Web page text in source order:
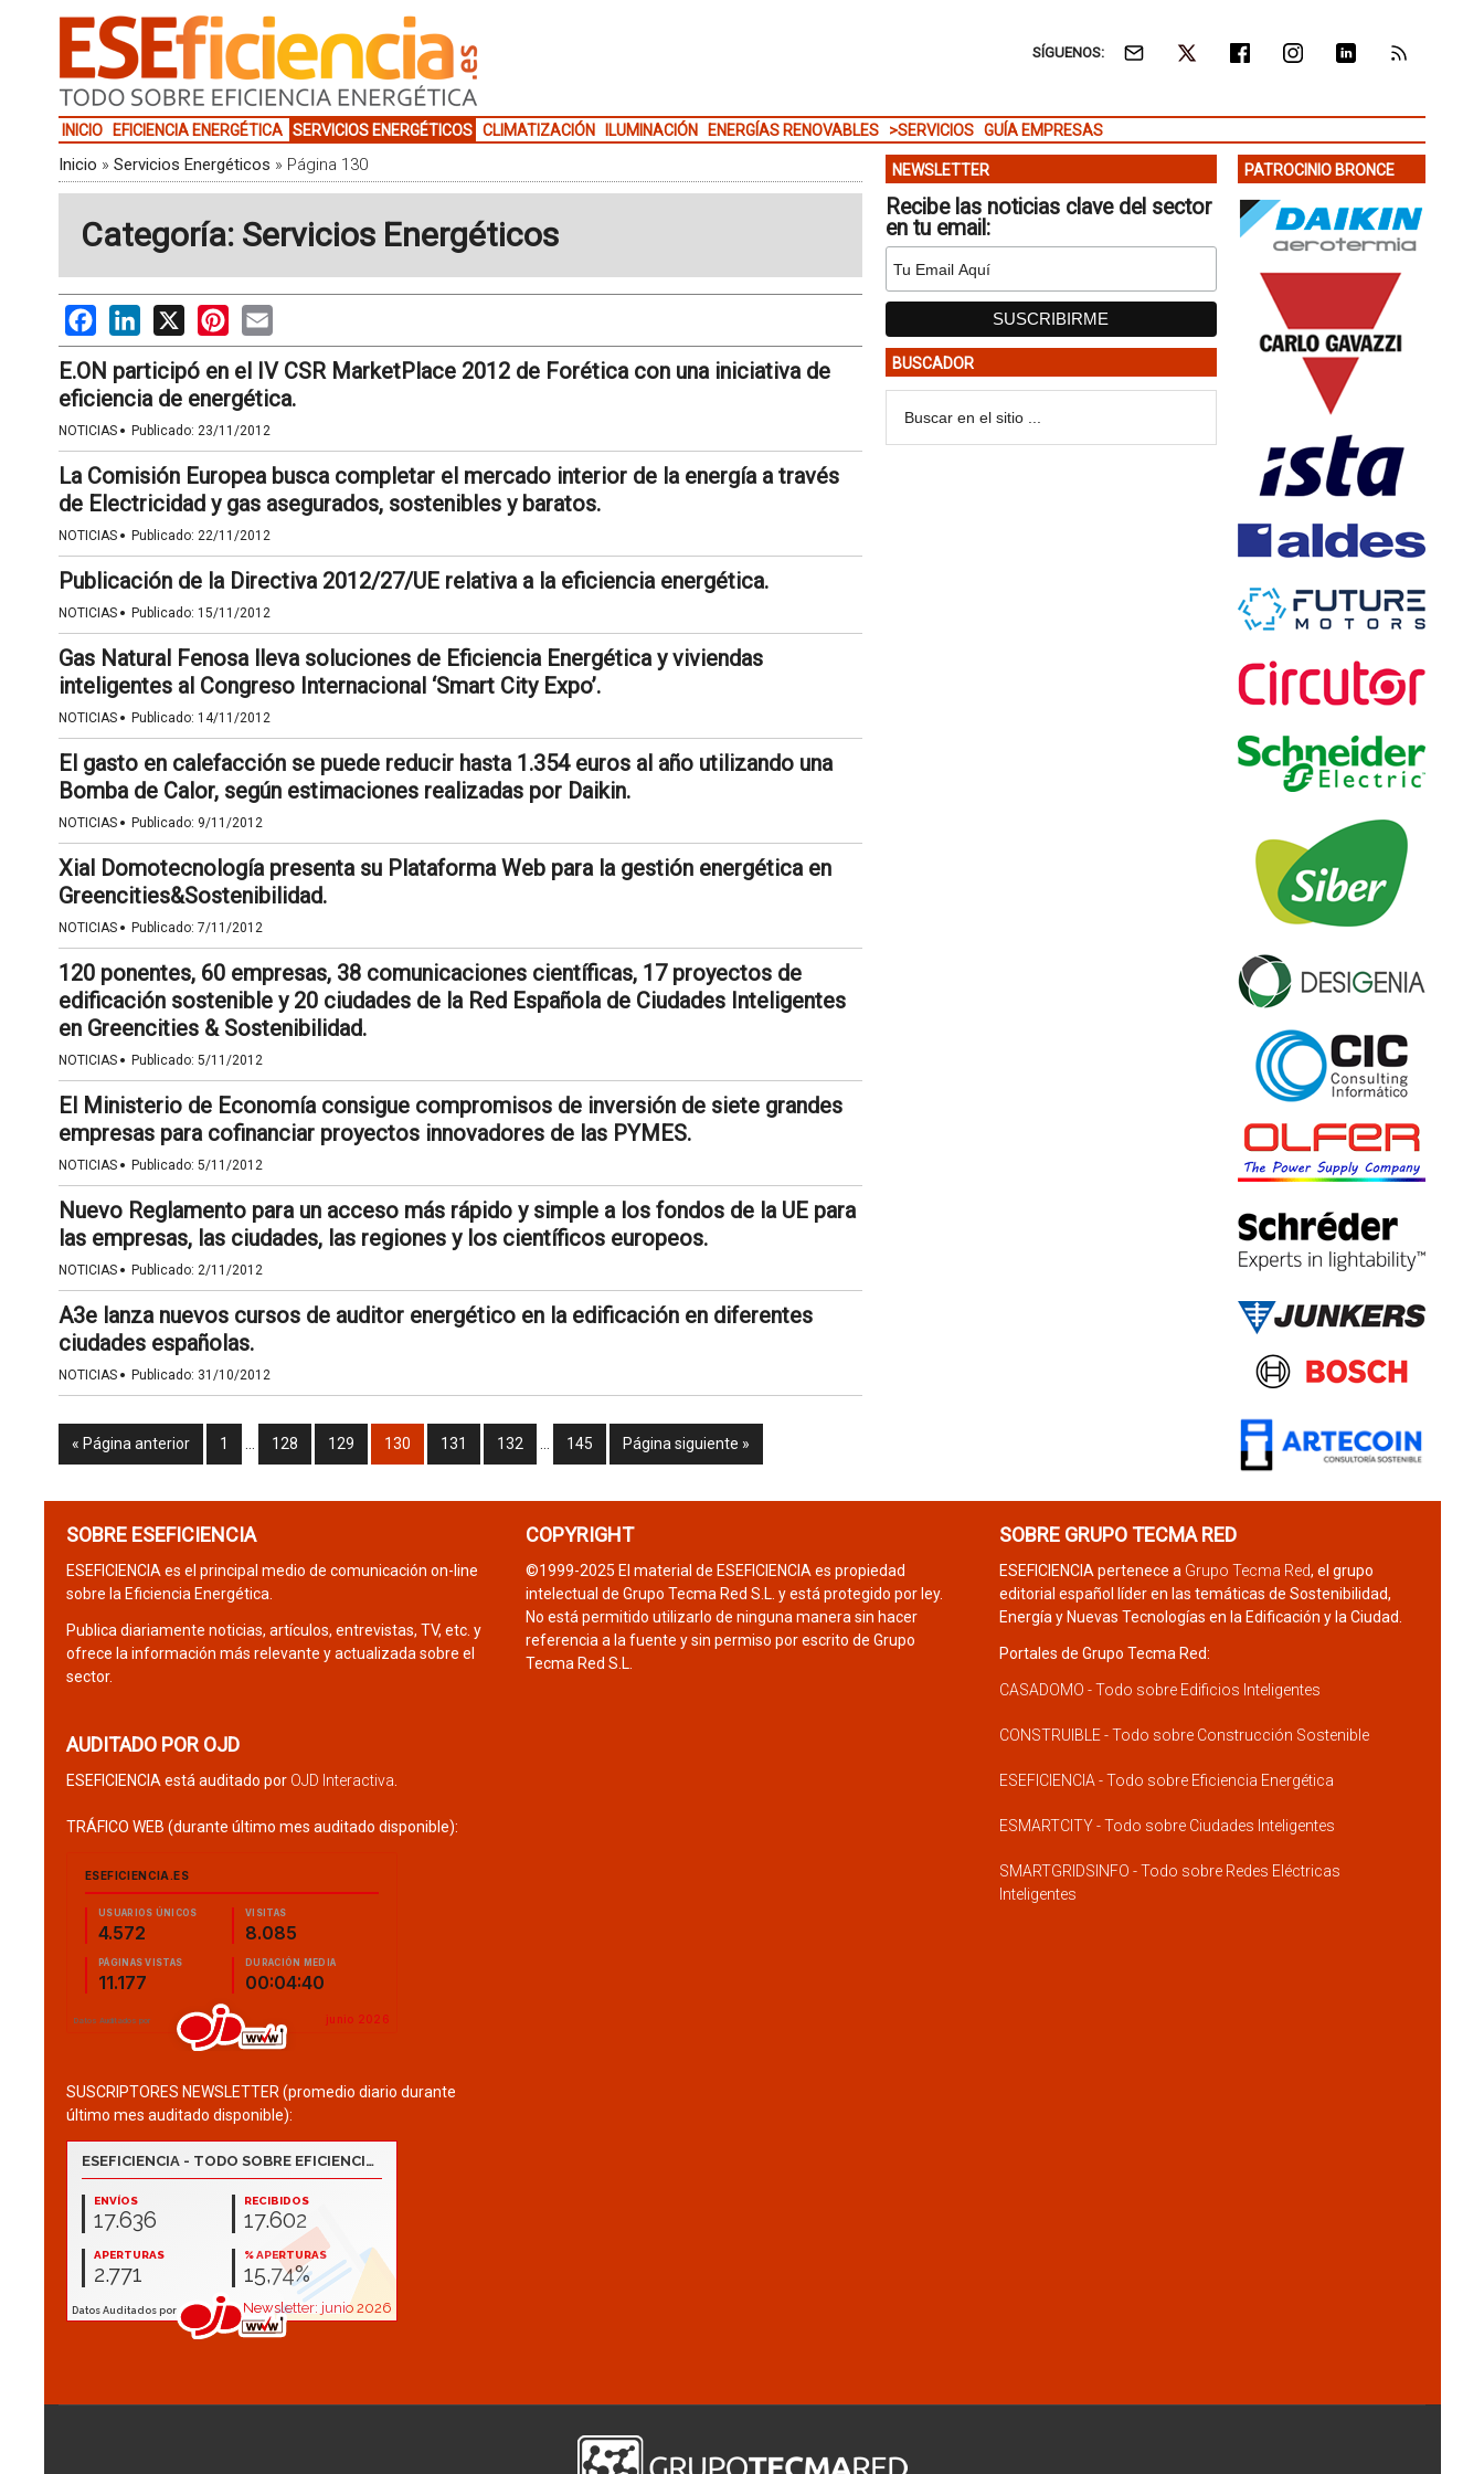
SÍGUENOS:
INICIO EFICIENCIA ENERGÉTICA SERVICIOS ENERGÉTICOS CLIMATIZACIÓN ILUMINACIÓN ENERGÍAS RENOVABLES >SERVICIOS GUÍA EMPRESAS
Inicio » Servicios Energéticos » Página 130
Categoría: Servicios Energéticos
FacebookLinkedIn
X PinterestEmail
E.ON participó en el IV CSR MarketPlace 2012 de Forética con una iniciativa de
eficiencia de energética.
NOTICIAS · Publicado: 23/11/2012
La Comisión Europea busca completar el mercado interior de la energía a través
de Electricidad y gas asegurados, sostenibles y baratos.
NOTICIAS · Publicado: 22/11/2012
Publicación de la Directiva 2012/27/UE relativa a la eficiencia energética.
NOTICIAS · Publicado: 15/11/2012
Gas Natural Fenosa lleva soluciones de Eficiencia Energética y viviendas
inteligentes al Congreso Internacional ‘Smart City Expo’.
NOTICIAS · Publicado: 14/11/2012
El gasto en calefacción se puede reducir hasta 1.354 euros al año utilizando una
Bomba de Calor, según estimaciones realizadas por Daikin.
NOTICIAS · Publicado: 9/11/2012
Xial Domotecnología presenta su Plataforma Web para la gestión energética en
Greencities&Sostenibilidad.
NOTICIAS · Publicado: 7/11/2012
120 ponentes, 60 empresas, 38 comunicaciones científicas, 17 proyectos de
edificación sostenible y 20 ciudades de la Red Española de Ciudades Inteligentes
en Greencities & Sostenibilidad.
NOTICIAS · Publicado: 5/11/2012
El Ministerio de Economía consigue compromisos de inversión de siete grandes
empresas para cofinanciar proyectos innovadores de las PYMES.
NOTICIAS · Publicado: 5/11/2012
Nuevo Reglamento para un acceso más rápido y simple a los fondos de la UE para
las empresas, las ciudades, las regiones y los científicos europeos.
NOTICIAS · Publicado: 2/11/2012
A3e lanza nuevos cursos de auditor energético en la edificación en diferentes
ciudades españolas.
NOTICIAS · Publicado: 31/10/2012
« Página anterior 1 128 129 130 131 132 145 Página siguiente »
NEWSLETTER
Recibe las noticias clave del sector
en tu email:
BUSCADOR
PATROCINIO BRONCE
SOBRE ESEFICIENCIA
ESEFICIENCIA es el principal medio de comunicación on-line
sobre la Eficiencia Energética.
Publica diariamente noticias, artículos, entrevistas, TV, etc. y
ofrece la información más relevante y actualizada sobre el
sector.
AUDITADO POR OJD
ESEFICIENCIA está auditado por OJD Interactiva
TRÁFICO WEB (durante último mes auditado disponible):
SUSCRIPTORES NEWSLETTER (promedio diario durante
último mes auditado disponible):
COPYRIGHT
©1999-2025 El material de ESEFICIENCIA es propiedad
intelectual de Grupo Tecma Red S.L. y está protegido por ley.
No está permitido utilizarlo de ninguna manera sin hacer
referencia a la fuente y sin permiso por escrito de Grupo
Tecma Red S.L.
SOBRE GRUPO TECMA RED
ESEFICIENCIA pertenece a Grupo Tecma Red, el grupo
editorial español líder en las temáticas de Sostenibilidad,
Energía y Nuevas Tecnologías en la Edificación y la Ciudad.
Portales de Grupo Tecma Red:
CASADOMO - Todo sobre Edificios Inteligentes
CONSTRUIBLE - Todo sobre Construcción Sostenible
ESEFICIENCIA - Todo sobre Eficiencia Energética
ESMARTCITY - Todo sobre Ciudades Inteligentes
SMARTGRIDSINFO - Todo sobre Redes Eléctricas
Inteligentes